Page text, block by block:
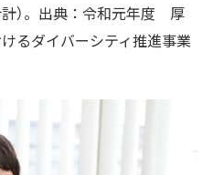
）。出典：令和元年度 厚
るダイバーシティ推進事業